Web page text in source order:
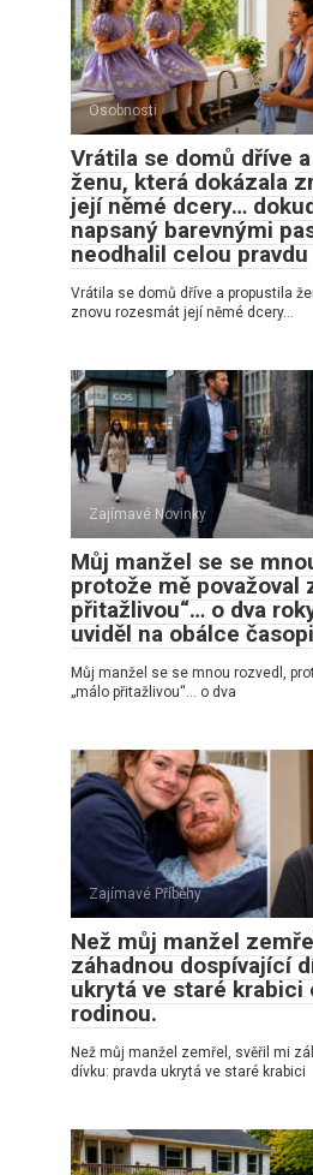
Osobnosti
Vrátila se domů dříve
ženu, která dokázala
její němé dcery…
napsaný barevnými
neodhalil celou pravdu
Vrátila se domů dříve a propustila
znovu rozesmát její němé dcery…
Zajímavé Novinky
Můj manžel se se
protože mě považoval
přitažlivou“… o dva
uviděl na obálce
Můj manžel se se mnou rozvedl,
„málo přitažlivou“… o dva
Zajímavé Příběhy
Než můj manžel
záhadnou dospívající
ukrytá ve staré krabici
rodinou.
Než můj manžel zemřel, svěřil mi
dívku: pravda ukrytá ve staré krabici